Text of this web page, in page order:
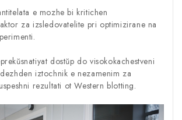
e mozhe bi kritichen
za izsledovatelite pri optimizirane na
dostŭp do visokokachestveni
iztochnik e nezamenim za
rezultati ot Western blotting.